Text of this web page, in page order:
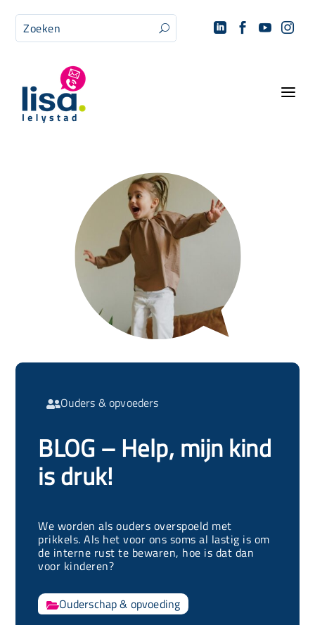
U    
a
Ouders & opvoeders
BLOG – Help, mijn kind
is druk!
We worden als ouders overspoeld met
prikkels. Als het voor ons soms al lastig is om
de interne rust te bewaren, hoe is dat dan
voor kinderen?
Ouderschap & opvoeding